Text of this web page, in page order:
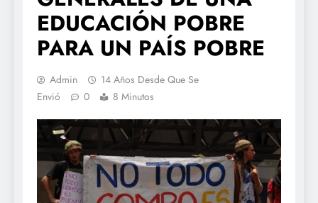
EDUCACIÓN POBRE
PARA UN PAÍS POBRE
Admin
14 Años Desde Que Se
Envió
0 8 Minutos